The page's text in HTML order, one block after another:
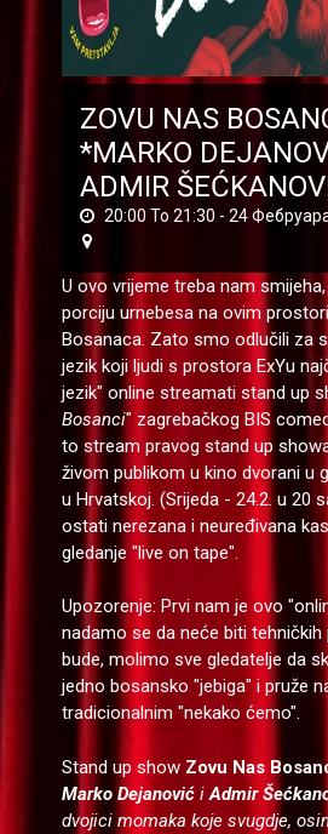
ZOVU NAS
*MARKO
ADMIR
20:00 To 21:30 - 24
U ovo vrijeme treba nam
porciju urnebesa na ovim
Bosanaca. Zato smo odlučili za
jezik koji ljudi s prostora ExYu
jezik" online streamati stand up
Bosanci" zagrebačkog BIS
to stream pravog stand up
živom publikom u kino dvorani u
u Hrvatskoj. (Srijeda - 24.2. u 20
ostati nerezana i neuređivana
gledanje "live on tape".
Upozorenje: Prvi nam je ovo
nadamo se da neće biti tehničkih
bude, molimo sve gledatelje da
jedno bosansko "jebiga" i pruže
tradicionalnim "nekako ćemo".
Stand up show Zovu Nas
Marko Dejanović iAdmir
dvojici momaka koje svugdje,